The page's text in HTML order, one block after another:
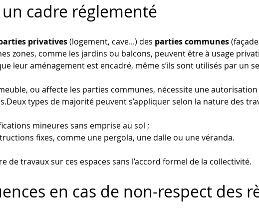
cadre réglementé
privatives (logement, cave...) des parties communes
zones, comme les jardins ou balcons, peuvent être à usage
leur aménagement est encadré, même s’ils sont utilisés par un
ou affecte les parties communes, nécessite une
types de majorité peuvent s’appliquer selon la nature des
mineures sans emprise au sol ;
fixes, comme une pergola, une dalle ou une véranda.
travaux sur ces espaces sans l’accord formel de la collectivité.
en cas de non-respect des